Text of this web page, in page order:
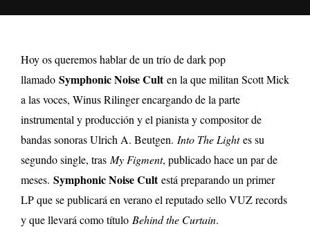
Hoy os queremos hablar de un trío de dark pop
llamado Symphonic Noise Culten la que militan Scott Mick
a las voces, Winus Rilinger encargando de la parte
instrumental y producción y el pianista y compositor de
bandas sonoras Ulrich A. Beutgen. Into The Lightes su
segundo single, tras My Figment, publicado hace un par de
meses. Symphonic Noise Cultestá preparando un primer
LP que se publicará en verano el reputado sello VUZ records
y que llevará como título Behind the Curtain.